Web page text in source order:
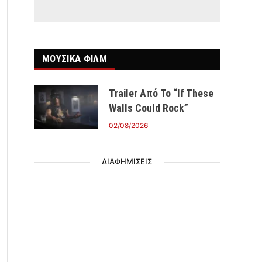
ΜΟΥΣΙΚΑ ΦΙΛΜ
Trailer Από Το “If These
Walls Could Rock”
02/08/2026
ΔΙΑΦΗΜΙΣΕΙΣ